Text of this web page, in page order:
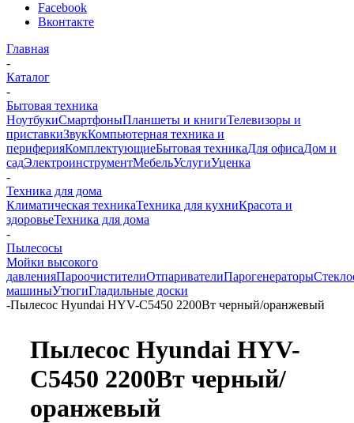
Facebook
Вконтакте
Главная
-
Каталог
-
Бытовая техника
НоутбукиСмартфоныПланшеты и книгиТелевизоры и
приставкиЗвукКомпьютерная техника и
периферияКомплектующиеБытовая техникаДля офисаДом и
садЭлектроинструментМебельУслугиУценка
-
Техника для дома
Климатическая техникаТехника для кухниКрасота и
здоровьеТехника для дома
-
Пылесосы
Мойки высокого
давленияПароочистителиОтпаривателиПарогенераторы
машиныУтюгиГладильные доски
-Пылесос Hyundai HYV-C5450 2200Вт черный/оранжевый
Пылесос Hyundai HYV-
C5450 2200Вт черный/
оранжевый